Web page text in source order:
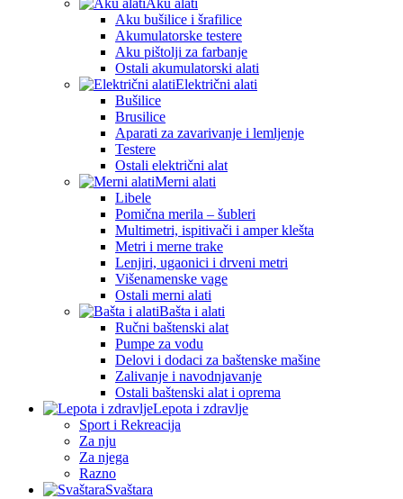
Aku alati
Aku bušilice i šrafilice
Akumulatorske testere
Aku pištolji za farbanje
Ostali akumulatorski alati
Električni alati
Bušilice
Brusilice
Aparati za zavarivanje i lemljenje
Testere
Ostali električni alat
Merni alati
Libele
Pomična merila – šubleri
Multimetri, ispitivači i amper klešta
Metri i merne trake
Lenjiri, ugaonici i drveni metri
Višenamenske vage
Ostali merni alati
Bašta i alati
Ručni baštenski alat
Pumpe za vodu
Delovi i dodaci za baštenske mašine
Zalivanje i navodnjavanje
Ostali baštenski alat i oprema
Lepota i zdravlje
Sport i Rekreacija
Za nju
Za njega
Razno
Svaštara